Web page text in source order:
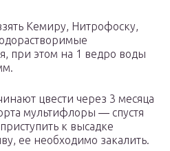
Кемиру, Нитрофоску,
при этом на 1 ведро воды
цвести через 3 месяца
мультифлоры ― спустя
к высадке
ее необходимо закалить.